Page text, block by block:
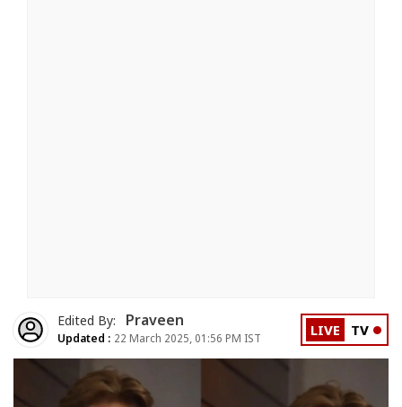
Edited By: Praveen
Updated : 22 March 2025, 01:56 PM IST LIVE TV